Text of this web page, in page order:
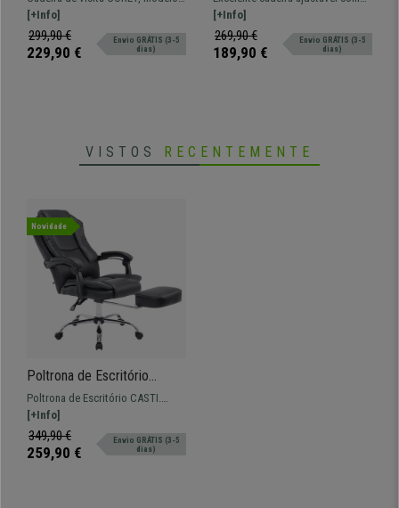
Design Moderno, em
Tecido, cor Preto
giratório em tecido
[+Info]
299,90 €
229,90 €
Envio GRÁTIS (3-5
dias)
Ajustáveis, Base Metálica,
Em Pano Preta
base metálica. Modelo que
oferece conforto extra, disponível
em várias cores.
[+Info]
269,90 €
189,90 €
Envio GRÁTIS (3-5
dias)
VISTOS RECENTEMENTE
Novidade
Poltrona de Escritório
CASTI, Apoio para os pés
Extensível, Bom
Acolchoado, em Pele Cor
Preto
Poltrona de Escritório CASTI.
Forrado em pele sintética,
disponível em várias cores e
elevada resistência com base
metálica.
[+Info]
349,90 €
259,90 €
Envio GRÁTIS (3-5
dias)